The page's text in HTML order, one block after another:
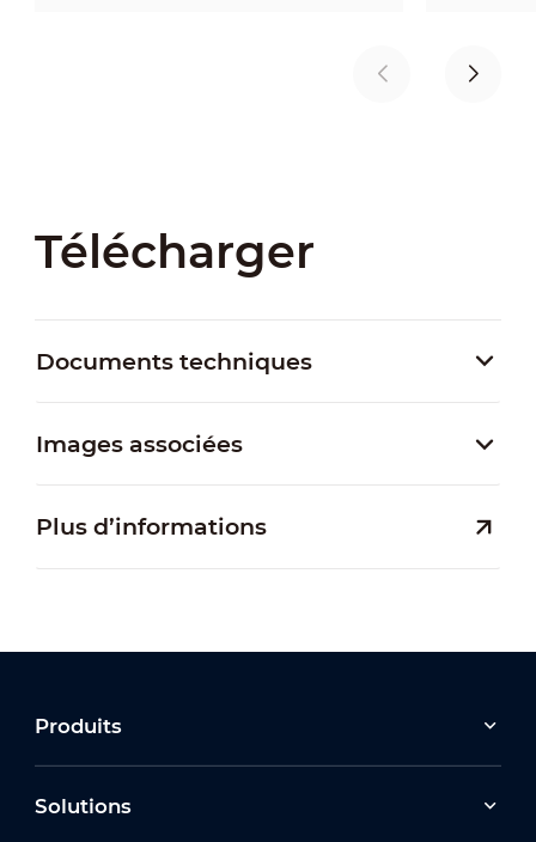
Télécharger
Documents techniques
Images associées
Plus d’informations
Produits
Solutions